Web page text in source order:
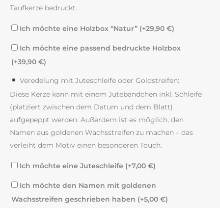
Taufkerze bedruckt.
Ich möchte eine Holzbox “Natur” (+29,90 €)
Ich möchte eine passend bedruckte Holzbox
(+39,90 €)
Veredelung mit Juteschleife oder Goldstreifen:
Diese Kerze kann mit einem Jutebändchen inkl. Schleife
(platziert zwischen dem Datum und dem Blatt)
aufgepeppt werden. Außerdem ist es möglich, den
Namen aus goldenen Wachsstreifen zu machen – das
verleiht dem Motiv einen besonderen Touch.
Ich möchte eine Juteschleife (+7,00 €)
Ich möchte den Namen mit goldenen
Wachsstreifen geschrieben haben (+5,00 €)